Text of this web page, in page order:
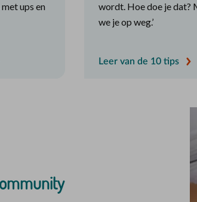
ups en
wordt. Hoe doe je dat?
we je op weg.’
Leer van de 10 tips